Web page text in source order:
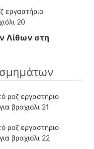
Λίθων στη